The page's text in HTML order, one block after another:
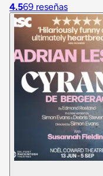
4.569 reseñas